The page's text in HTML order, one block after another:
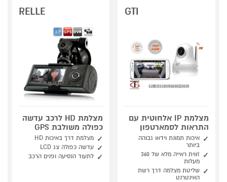
GTI
מצלמת IP אלחוטית עם
התראות לסמארטפון
איכות תמונת וידאו גבוהה
ביותר
זווית ראייה מלא של 360
מעלות
שליטת מצלמה דרך רשת
האינטרנט
RELLE
מצלמת HD לרכב עדשה
כפולה משולבת GPS
מצלמת דרך באיכות HD
עדשה כפולה צג LCD
לתעוד הנסיעה ופנים הרכב